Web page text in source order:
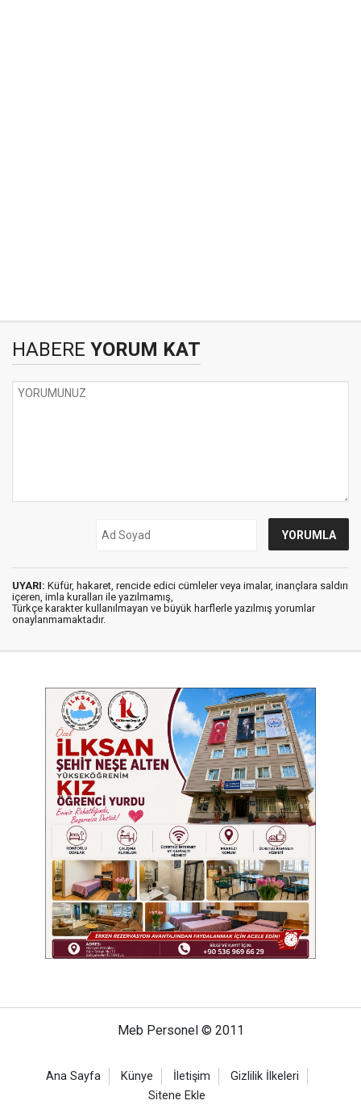
HABERE YORUM KAT
UYARI: Küfür, hakaret, rencide edici cümleler veya imalar, inançlara saldırı
içeren, imla kuralları ile yazılmamış,
Türkçe karakter kullanılmayan ve büyük harflerle yazılmış yorumlar
onaylanmamaktadır.
Meb Personel © 2011
Ana Sayfa Künye İletişim
Gizlilik İlkeleri
Sitene Ekle